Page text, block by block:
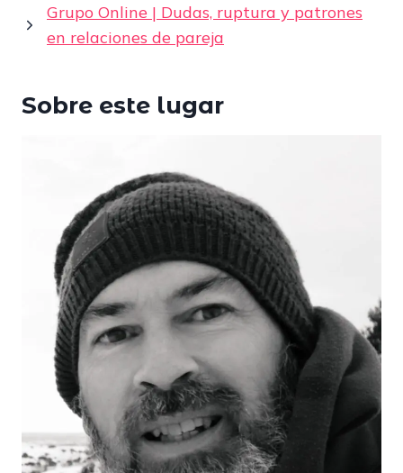
Grupo Online | Dudas, ruptura y patrones
en relaciones de pareja
Sobre este lugar